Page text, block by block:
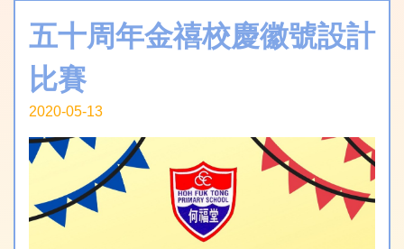
五十周年金禧校慶徽號設計
比賽
2020-05-13